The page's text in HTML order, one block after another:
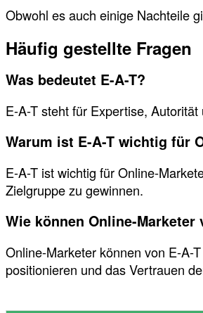
Obwohl es auch einige Nachteile
Häufig gestellte Fragen
Was bedeutet E-A-T?
E-A-T steht für Expertise,
Warum ist E-A-T wichtig für
E-A-T ist wichtig für Online-
Zielgruppe zu gewinnen.
Wie können Online-
Online-Marketer können von E-A-
positionieren und das Vertrauen